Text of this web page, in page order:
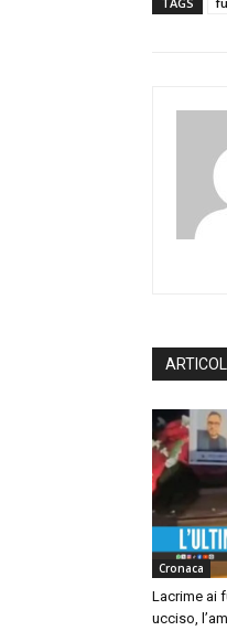
Cronaca
Lacrime ai
ucciso,